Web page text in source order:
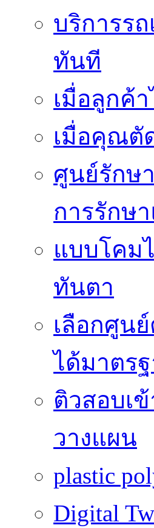
บริการร
ทันที
เมื่อลูกค้
เมื่อคุณตั
ศูนย์รักษ
การรักษ
แบบโคม
ทันตา
เลือกศูน
ได้มาตร
ติวสอบเ
วางแผน
plastic
Digital